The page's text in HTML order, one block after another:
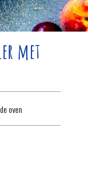
met
oven